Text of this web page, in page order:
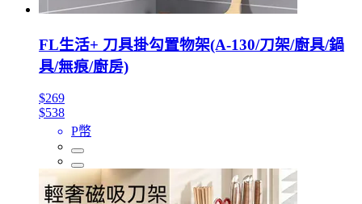
FL生活+ 刀具掛勾置物架(A-130/刀架/廚具/鍋
具/無痕/廚房)
$269
$538
P幣